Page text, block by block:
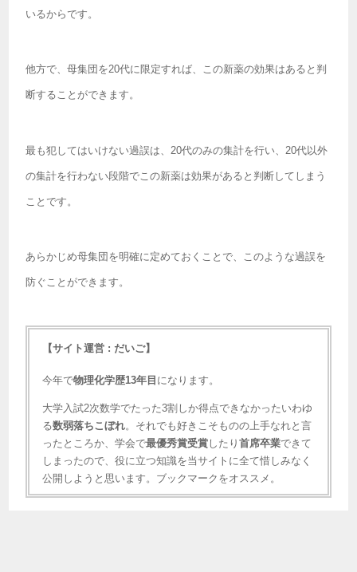
いるからです。
他方で、母集団を20代に限定すれば、この新薬の効果はあると判
断することができます。
最も犯してはいけない過誤は、20代のみの集計を行い、20代以外
の集計を行わない段階でこの新薬は効果があると判断してしまう
ことです。
あらかじめ母集団を明確に定めておくことで、このような過誤を
防ぐことができます。
【サイト運営 : だいご】
今年で物理化学歴13年目 になります。
大学入試2次数学でたった3割しか得点できなかったいわゆ
る数弱落ちこぼれ。それでも好きこそものの上手なれと言
ったところか、学会で最優秀賞受賞 したり首席卒業できて
しまったので、役に立つ知識を当サイトに全て惜しみなく
公開しようと思います。ブックマークをオススメ。